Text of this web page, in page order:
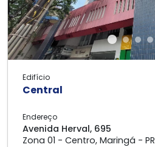
Edifício
Central
Endereço
Avenida Herval, 695
Zona 01 - Centro, Maringá - PR